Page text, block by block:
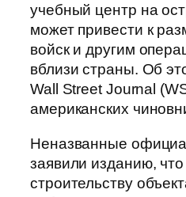
учебный центр на
может привести к
войск и другим
вблизи страны. Об
Wall Street Journal
американских
Неназванные
заявили изданию,
строительству